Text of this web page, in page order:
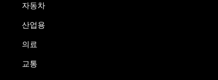
자동차
산업용
의료
교통